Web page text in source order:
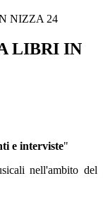
NIZZA 24
LIBRI IN
e interviste"
nell'ambito del